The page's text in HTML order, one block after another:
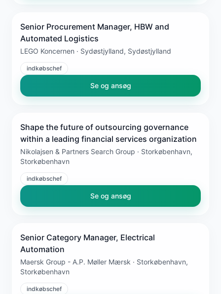
Senior Procurement Manager, HBW and
Automated Logistics
LEGO Koncernen · Sydøstjylland, Sydøstjylland
indkøbschef
Se og ansøg
Shape the future of outsourcing governance
within a leading financial services organization
Nikolajsen & Partners Search Group · Storkøbenhavn,
Storkøbenhavn
indkøbschef
Se og ansøg
Senior Category Manager, Electrical
Automation
Maersk Group - A.P. Møller Mærsk · Storkøbenhavn,
Storkøbenhavn
indkøbschef